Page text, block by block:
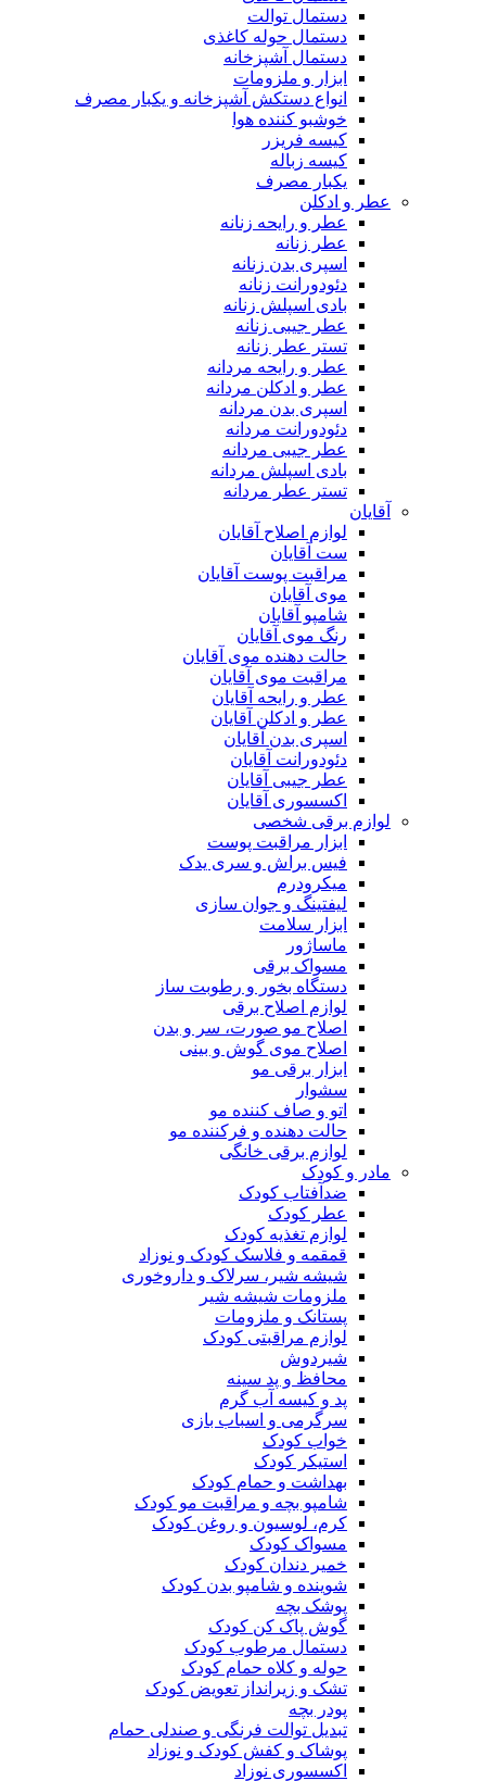
دستمال توالت
دستمال حوله کاغذی
دستمال آشپزخانه
ابزار و ملزومات
انواع دستکش آشپزخانه و یکبار مصرف
خوشبو کننده هوا
کیسه فریزر
کیسه زباله
یکبار مصرف
عطر و ادکلن
عطر و رایحه زنانه
عطر زنانه
اسپری بدن زنانه
دئودورانت زنانه
بادی اسپلش زنانه
عطر جیبی زنانه
تستر عطر زنانه
عطر و رایحه مردانه
عطر و ادکلن مردانه
اسپری بدن مردانه
دئودورانت مردانه
عطر جیبی مردانه
بادی اسپلش مردانه
تستر عطر مردانه
آقایان
لوازم اصلاح آقایان
ست آقایان
مراقبت پوست آقایان
موی آقایان
شامپو آقایان
رنگ موی آقایان
حالت دهنده موی آقایان
مراقبت موی آقایان
عطر و رایحه آقایان
عطر و ادکلن آقایان
اسپری بدن آقایان
دئودورانت آقایان
عطر جیبی آقایان
اکسسوری آقایان
لوازم برقی شخصی
ابزار مراقبت پوست
فیس براش و سری یدک
میکرودرم
لیفتینگ و جوان سازی
ابزار سلامت
ماساژور
مسواک برقی
دستگاه بخور و رطوبت ساز
لوازم اصلاح برقی
اصلاح مو صورت، سر و بدن
اصلاح موی گوش و بینی
ابزار برقی مو
سشوار
اتو و صاف کننده مو
حالت دهنده و فرکننده مو
لوازم برقی خانگی
مادر و کودک
ضدآفتاب کودک
عطر کودک
لوازم تغذیه کودک
قمقمه و فلاسک کودک و نوزاد
شیشه شیر، سرلاک و داروخوری
ملزومات شیشه شیر
پستانک و ملزومات
لوازم مراقبتی کودک
شیردوش
محافظ و پد سینه
پد و کیسه آب گرم
سرگرمی و اسباب بازی
خواب کودک
استیکر کودک
بهداشت و حمام کودک
شامپو بچه و مراقبت مو کودک
کرم، لوسیون و روغن کودک
مسواک کودک
خمیر دندان کودک
شوینده و شامپو بدن کودک
پوشک بچه
گوش پاک کن کودک
دستمال مرطوب کودک
حوله و کلاه حمام کودک
تشک و زیرانداز تعویض کودک
پودر بچه
تبدیل توالت فرنگی و صندلی حمام
پوشاک و کفش کودک و نوزاد
اکسسوری نوزاد